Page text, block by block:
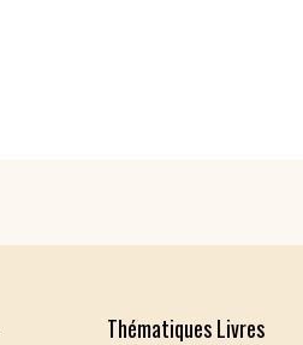
Thématiques Livres